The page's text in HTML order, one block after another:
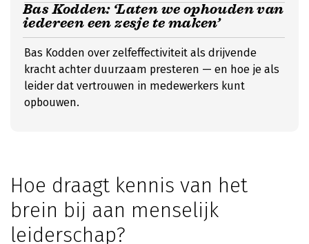
Bas Kodden: ‘Laten we ophouden van
iedereen een zesje te maken’
Bas Kodden over zelfeffectiviteit als drijvende
kracht achter duurzaam presteren — en hoe je als
leider dat vertrouwen in medewerkers kunt
opbouwen.
Hoe draagt kennis van het
brein bij aan menselijk
leiderschap?